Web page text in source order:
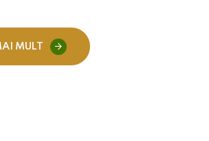
MULT